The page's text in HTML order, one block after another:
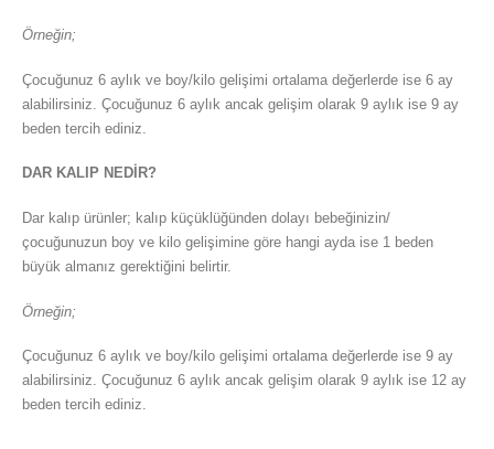
Örneğin;
Çocuğunuz 6 aylık ve boy/kilo gelişimi ortalama değerlerde ise 6 ay
alabilirsiniz. Çocuğunuz 6 aylık ancak gelişim olarak 9 aylık ise 9 ay
beden tercih ediniz.
DAR KALIP NEDİR?
Dar kalıp ürünler; kalıp küçüklüğünden dolayı bebeğinizin/
çocuğunuzun boy ve kilo gelişimine göre hangi ayda ise 1 beden
büyük almanız gerektiğini belirtir.
Örneğin;
Çocuğunuz 6 aylık ve boy/kilo gelişimi ortalama değerlerde ise 9 ay
alabilirsiniz. Çocuğunuz 6 aylık ancak gelişim olarak 9 aylık ise 12 ay
beden tercih ediniz.